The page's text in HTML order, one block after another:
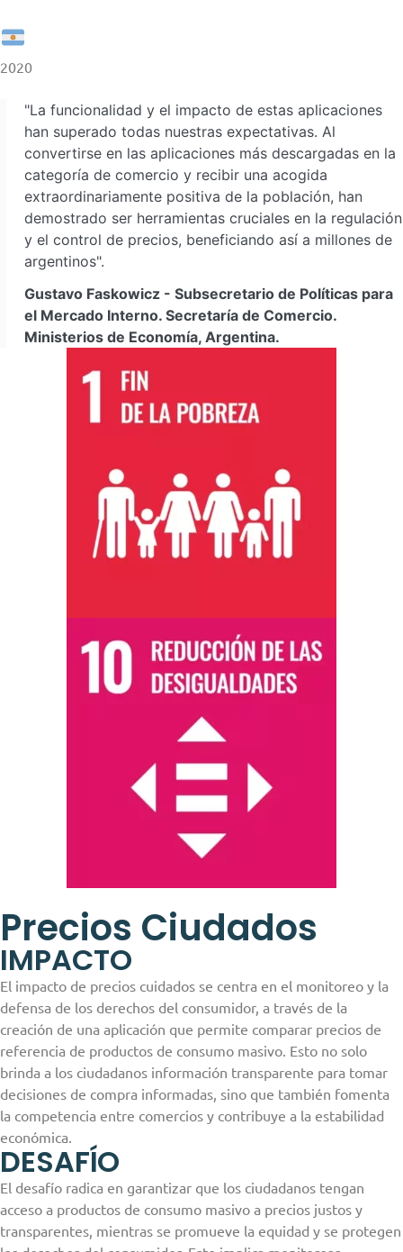
2020
"La funcionalidad y el impacto de estas aplicaciones
han superado todas nuestras expectativas. Al
convertirse en las aplicaciones más descargadas en la
categoría de comercio y recibir una acogida
extraordinariamente positiva de la población, han
demostrado ser herramientas cruciales en la regulación
y el control de precios, beneficiando así a millones de
argentinos".
Gustavo Faskowicz - Subsecretario de Políticas para
el Mercado Interno. Secretaría de Comercio.
Ministerios de Economía, Argentina.
Precios Ciudados
IMPACTO
El impacto de precios cuidados se centra en el monitoreo y la
defensa de los derechos del consumidor, a través de la
creación de una aplicación que permite comparar precios de
referencia de productos de consumo masivo. Esto no solo
brinda a los ciudadanos información transparente para tomar
decisiones de compra informadas, sino que también fomenta
la competencia entre comercios y contribuye a la estabilidad
económica.
DESAFÍO
El desafío radica en garantizar que los ciudadanos tengan
acceso a productos de consumo masivo a precios justos y
transparentes, mientras se promueve la equidad y se protegen